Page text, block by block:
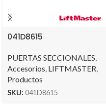
041D8615
PUERTAS SECCIONALES,
Accesorios, LIFTMASTER,
Productos
SKU: 041D8615